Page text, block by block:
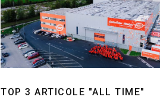
TOP 3 ARTICOLE "ALL TIME"